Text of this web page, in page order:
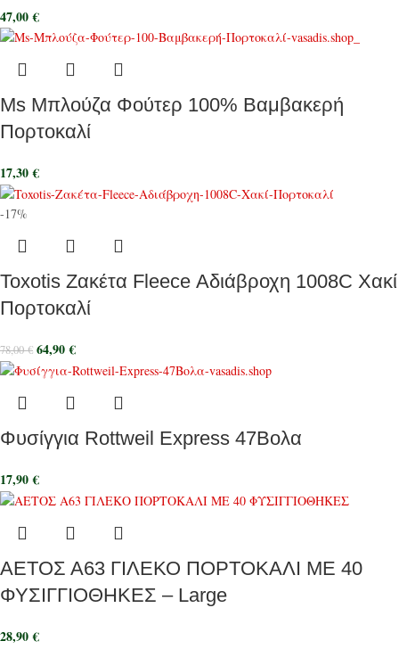
47,00€
Ms Μπλούζα Φούτερ 100% Βαμβακερή
Πορτοκαλί
17,30€
-17%
Toxotis Ζακέτα Fleece Αδιάβροχη 1008C Χακί
Πορτοκαλί
78,00€ 64,90€
Φυσίγγια Rottweil Express 47Βολα
17,90€
ΑΕΤΟΣ Α63 ΓΙΛΕΚΟ ΠΟΡΤΟΚΑΛΙ ΜΕ 40
ΦΥΣΙΓΓΙΟΘΗΚΕΣ – Large
28,90€